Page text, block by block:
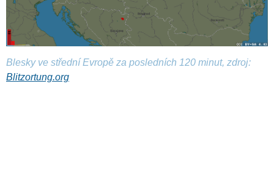
Blesky ve střední Evropě za posledních 120 minut, zdroj:
Blitzortung.org